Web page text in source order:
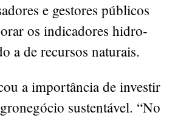
e gestores públicos
os indicadores hidro-
a de recursos naturais.
a importância de investir
sustentável. “No